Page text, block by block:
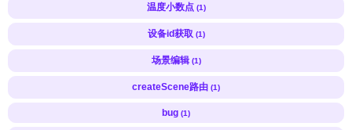
温度小数点 (1)
设备id获取 (1)
场景编辑 (1)
createScene路由 (1)
bug (1)